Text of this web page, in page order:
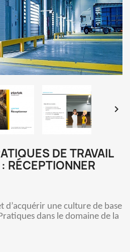

DE TRAVAIL
RÉCEPTIONNER
d’acquérir une culture de base
dans le domaine de la